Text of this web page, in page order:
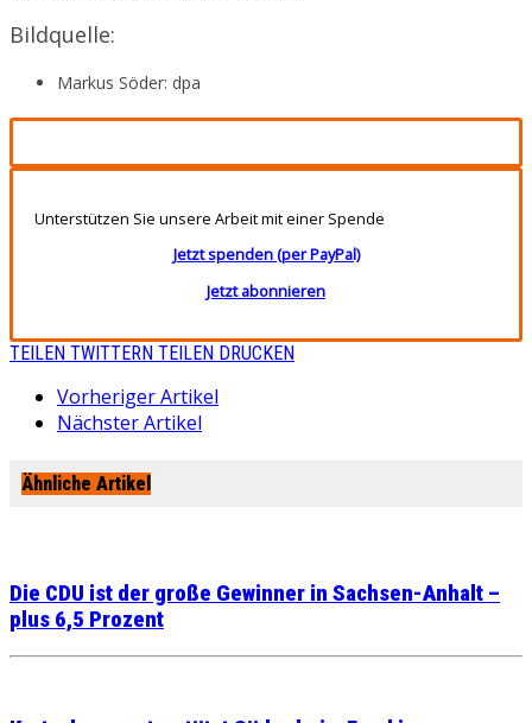
Bildquelle:
Markus Söder: dpa
Unterstützen Sie unsere Arbeit mit einer Spende
Jetzt spenden (per PayPal)
Jetzt abonnieren
TEILEN TWITTERN TEILEN DRUCKEN
Vorheriger Artikel
Nächster Artikel
Ähnliche Artikel
Die CDU ist der große Gewinner in Sachsen-Anhalt –
plus 6,5 Prozent